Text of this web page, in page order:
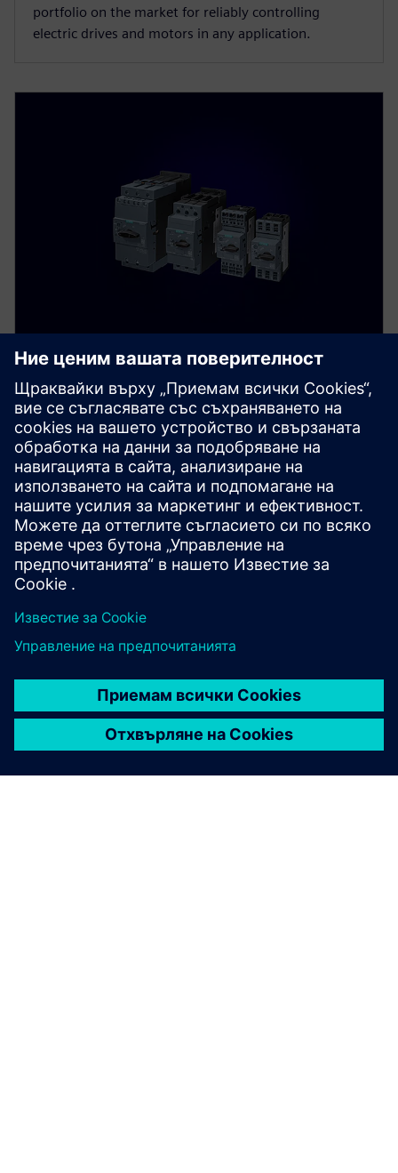
portfolio on the market for reliably controlling
electric drives and motors in any application.
SIRIUS CONTROL
SIRIUS 3RV2 circuit breakers
SIRIUS 3RV2 motor starter protectors provide ideal
protection for machines and plants, quickly
disconnecting equipment to prevent expensive
damage.